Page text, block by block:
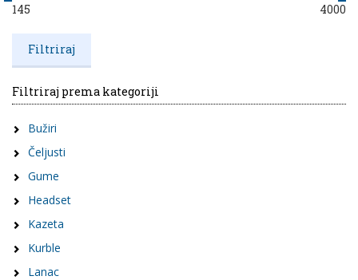
145 4000
Filtriraj prema kategoriji
Bužiri
Čeljusti
Gume
Headset
Kazeta
Kurble
Lanac